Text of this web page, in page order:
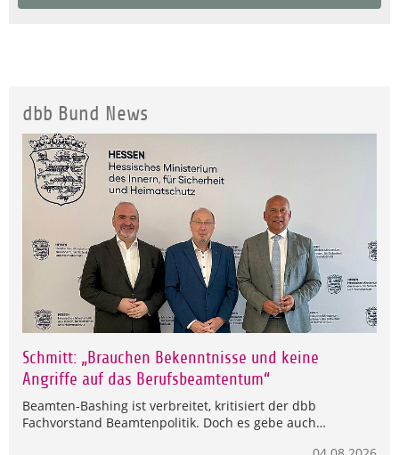
dbb Bund News
Schmitt: „Brauchen Bekenntnisse und keine
Angriffe auf das Berufsbeamtentum“
Beamten-Bashing ist verbreitet, kritisiert der dbb
Fachvorstand Beamtenpolitik. Doch es gebe auch…